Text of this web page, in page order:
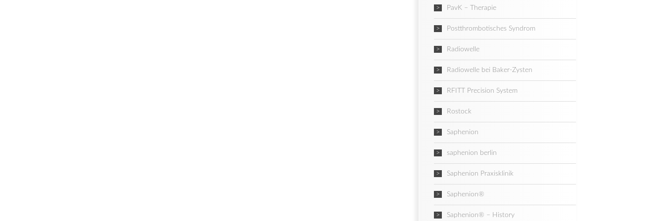
PavK – Therapie
Postthrombotisches Syndrom
Radiowelle
Radiowelle bei Baker-Zysten
RFITT Precision System
Rostock
Saphenion
saphenion berlin
Saphenion Praxisklinik
Saphenion®
Saphenion® – History